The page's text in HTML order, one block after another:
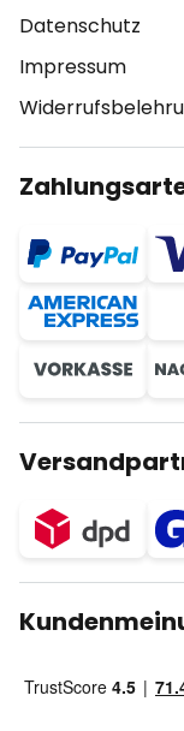
Datenschutz
Impressum